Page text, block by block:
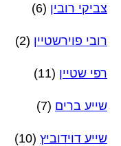
צביקי רובין (6)
רובי פוירשטיין (2)
רפי שטיין (11)
שייע ברים (7)
שייע דוידוביץ (10)